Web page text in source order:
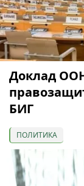
Доклад
БИГ
ПОЛИТИКА